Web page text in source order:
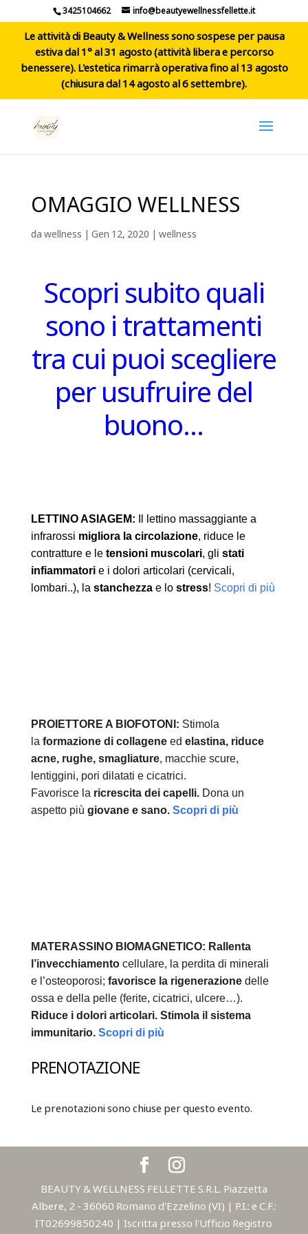
3425104662 info@beautyewellnessfellette.it
Le attività di Beauty & Wellness sono sospese per pausa
estiva dal 1° al 31 agosto (attività libera e percorso
benessere). L'estetica rimarrà operativa fino al 13 agosto
(chiusura dal 14 agosto al 6 settembre).
OMAGGIO WELLNESS
dawellness | Gen 12, 2020 | wellness
Scopri subito quali
sono i trattamenti
tra cui puoi scegliere
per usufruire del
buono…
LETTINO ASIAGEM:
Il lettino massaggiante a
infrarossi migliora la circolazione, riduce le
contratture e le tensioni muscolari, gli stati
infiammatori e i dolori articolari (cervicali,
lombari..), la stanchezzae lo stress! Scopri di più
PROIETTORE A BIOFOTONI: Stimola
la formazione di collagene ed elastina, riduce
acne, rughe, smagliature, macchie scure,
lentiggini, pori dilatati e cicatrici.
Favorisce la ricrescita dei capelli. Dona un
aspetto più giovane e sano. Scopri di più
MATERASSINO BIOMAGNETICO: Rallenta
l’invecchiamentocellulare, la perdita di minerali
e l’osteoporosi; favorisce la rigenerazionedelle
ossa e della pelle (ferite, cicatrici, ulcere…).
Riduce i dolori articolari. Stimola il sistema
immunitario. Scopri di più
PRENOTAZIONE
Le prenotazioni sono chiuse per questo evento.
BEAUTY & WELLNESS FELLETTE S.R.L. Piazzetta
Albere, 2 - 36060 Romano d'Ezzelino (VI) | P.I.: e C.F.:
IT02699850240 | Iscritta presso l'Ufficio Registro